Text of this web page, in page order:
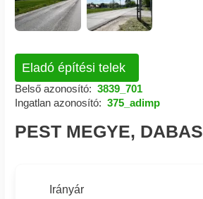
Eladó építési telek
Belső azonosító: 3839_701
Ingatlan azonosító: 375_adimp
PEST MEGYE, DABAS
Irányár